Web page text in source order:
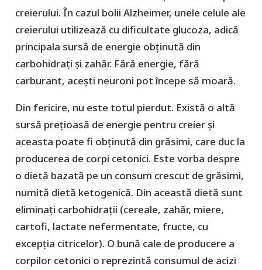
creierului. În cazul bolii Alzheimer, unele celule ale
creierului utilizează cu dificultate glucoza, adică
principala sursă de energie obținută din
carbohidrați și zahăr. Fără energie, fără
carburant, acești neuroni pot începe să moară.
Din fericire, nu este totul pierdut. Există o altă
sursă prețioasă de energie pentru creier și
aceasta poate fi obținută din grăsimi, care duc la
producerea de corpi cetonici. Este vorba despre
o dietă bazată pe un consum crescut de grăsimi,
numită dietă ketogenică. Din această dietă sunt
eliminați carbohidrații (cereale, zahăr, miere,
cartofi, lactate nefermentate, fructe, cu
excepția citricelor). O bună cale de producere a
corpilor cetonici o reprezintă consumul de acizi